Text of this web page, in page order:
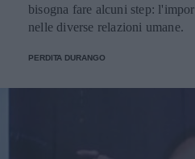
bisogna fare alcuni step:
nelle diverse relazioni umane.
PERDITA DURANGO